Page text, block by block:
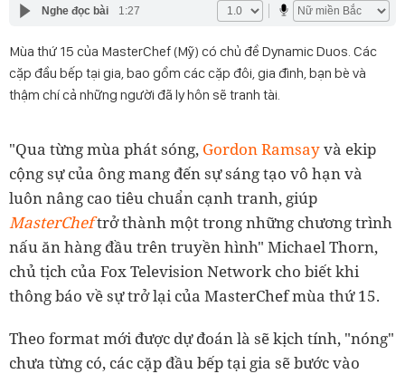
Nghe đọc bài 1:27
Mùa thứ 15 của MasterChef (Mỹ) có chủ đề Dynamic Duos. Các
cặp đầu bếp tại gia, bao gồm các cặp đôi, gia đình, bạn bè và
thậm chí cả những người đã ly hôn sẽ tranh tài.
"Qua từng mùa phát sóng, Gordon Ramsayvà ekip
cộng sự của ông mang đến sự sáng tạo vô hạn và
luôn nâng cao tiêu chuẩn cạnh tranh, giúp
MasterCheftrở thành một trong những chương trình
nấu ăn hàng đầu trên truyền hình" Michael Thorn,
chủ tịch của Fox Television Network cho biết khi
thông báo về sự trở lại của MasterChef mùa thứ 15.
Theo format mới được dự đoán là sẽ kịch tính, "nóng"
chưa từng có, các cặp đầu bếp tại gia sẽ bước vào